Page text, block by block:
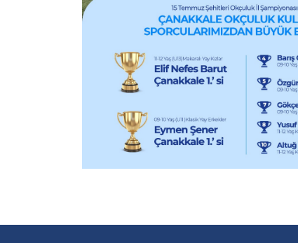
Odaş’ta
Kariyer
Açık
Pozisyonlar